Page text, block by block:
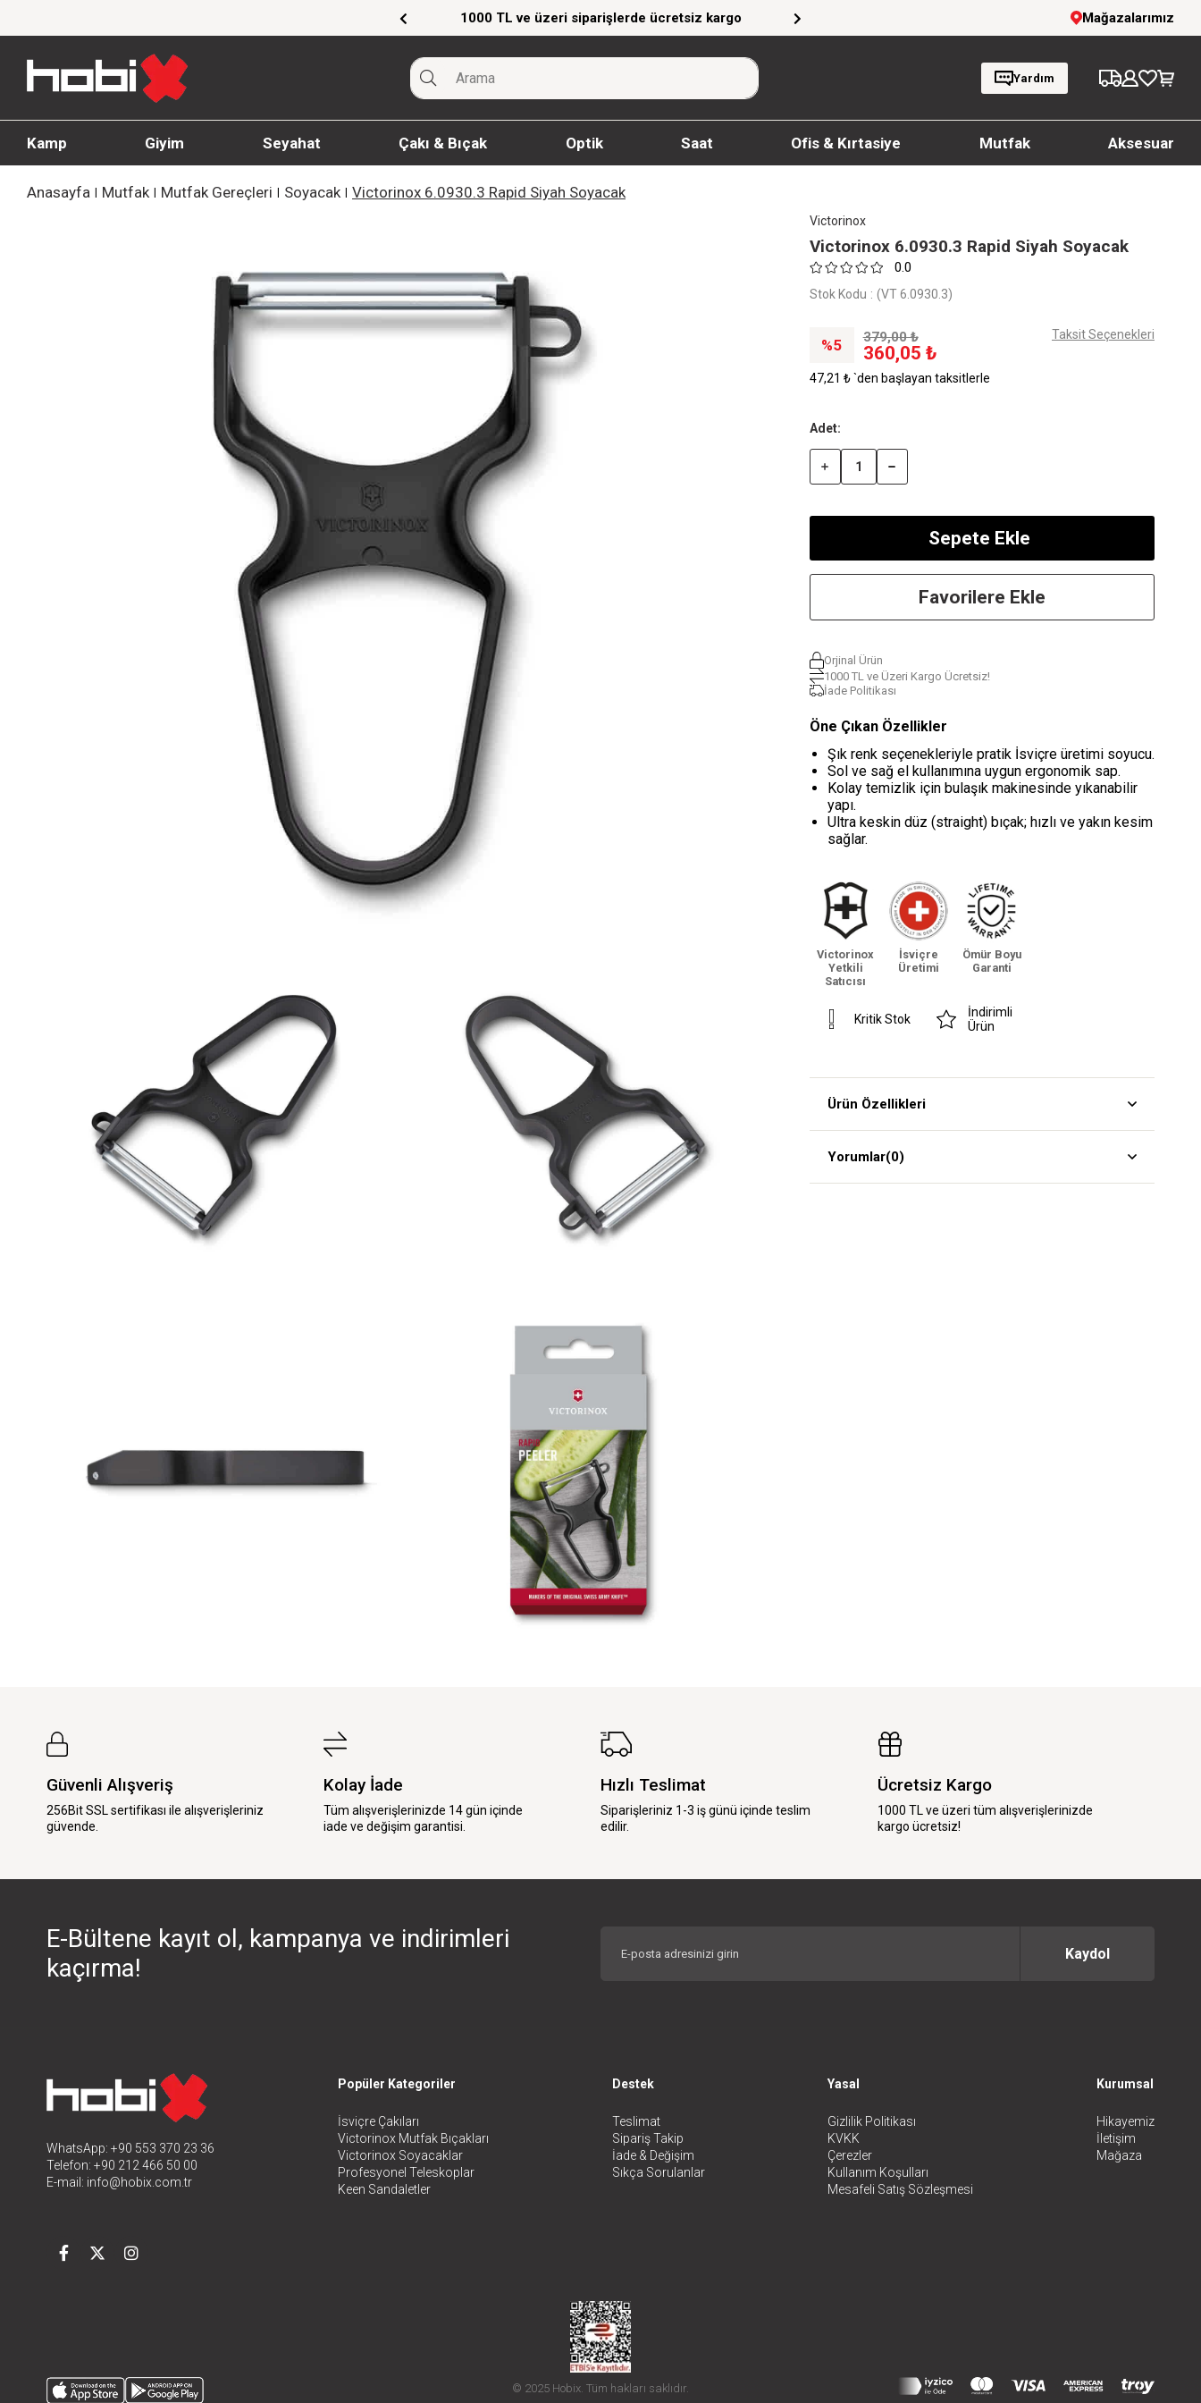
1000 TL ve üzeri siparişlerde ücretsiz kargo Giyim Ürünlerinde %20'ye Varan İndirim! 1000 TL ve üzeri
Mağazalarımız
Yardım
Kamp Giyim Seyahat Çakı & Bıçak Optik Saat Ofis & Kırtasiye Mutfak Aksesuar
Anasayfa Mutfak Mutfak Gereçleri Soyacak Victorinox 6.0930.3 Rapid Siyah Soyacak
Victorinox
Victorinox 6.0930.3 Rapid Siyah Soyacak
0.0
Stok Kodu (VT 6.0930.3)
5 379,00 ₺
360,05 ₺
Taksit Seçenekleri
47,21 ₺ `den başlayan taksitlerle
Favorilere Ekle
Orjinal Ürün
1000 TL ve Üzeri Kargo Ücretsiz!
İade Politikası
Öne Çıkan Özellikler
Şık renk seçenekleriyle pratik İsviçre üretimi soyucu.
Sol ve sağ el kullanımına uygun ergonomik sap.
Kolay temizlik için bulaşık makinesinde yıkanabilir
yapı.
Ultra keskin düz (straight) bıçak; hızlı ve yakın kesim
sağlar.
Victorinox
Yetkili
Satıcısı
İsviçre
Üretimi
Ömür Boyu
Garanti
Kritik Stok
İndirimli
Ürün
Ürün Özellikleri
Yorumlar(0)
Güvenli Alışveriş
256Bit SSL sertifikası ile alışverişleriniz
güvende.
Kolay İade
Tüm alışverişlerinizde 14 gün içinde
iade ve değişim garantisi.
Hızlı Teslimat
Siparişleriniz 1-3 iş günü içinde teslim
edilir.
Ücretsiz Kargo
1000 TL ve üzeri tüm alışverişlerinizde
kargo ücretsiz!
E-Bültene kayıt ol, kampanya ve indirimleri
kaçırma!
Kaydol
WhatsApp: +90 553 370 23 36
Telefon: +90 212 466 50 00
E-mail: info@hobix.com.tr
Popüler Kategoriler
İsviçre Çakıları
Victorinox Mutfak Bıçakları
Victorinox Soyacaklar
Profesyonel Teleskoplar
Keen Sandaletler
Destek
Teslimat
Sipariş Takip
İade & Değişim
Sıkça Sorulanlar
Yasal
Gizlilik Politikası
KVKK
Çerezler
Kullanım Koşulları
Mesafeli Satış Sözleşmesi
Kurumsal
Hikayemiz
İletişim
Mağaza
© 2025 Hobix. Tüm hakları saklıdır.